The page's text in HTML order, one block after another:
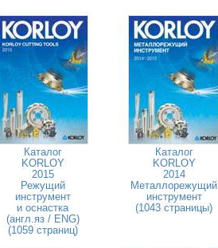
Каталог
KORLOY
2015
Режущий
инструмент
и оснастка
(англ.яз / ENG)
(1059 страниц)
Каталог
KORLOY
2014
Металлорежущий
инструмент
(1043 страницы)